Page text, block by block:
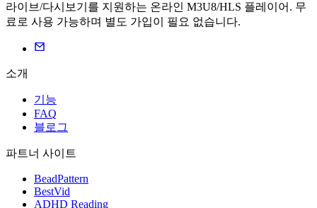
라이브/다시보기를 지원하는 온라인 M3U8/HLS 플레이어. 무
료로 사용 가능하며 별도 가입이 필요 없습니다.
소개
기능
FAQ
블로그
파트너 사이트
BeadPattern
BestVid
ADHD Reading